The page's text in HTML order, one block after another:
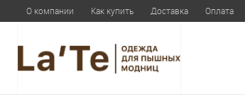
О компании Как купить Доставка Оплата